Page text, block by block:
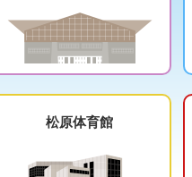
松原体育館